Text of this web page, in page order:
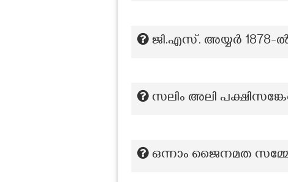
ജി.എസ്. അയ്യർ 1878-ൽ
സലിം അലി
ഒന്നാം ജൈനമത